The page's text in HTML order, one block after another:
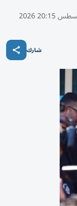
شارك